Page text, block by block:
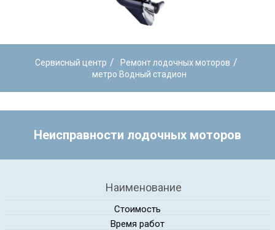
Сервисный центр / Ремонт лодочных моторов /
метро Водный стадион
Неисправности лодочных моторов
Наименование
Стоимость
Время работ